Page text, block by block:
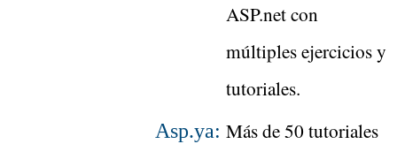
ASP.net con
múltiples ejercicios y
tutoriales.
Asp.ya: Más de 50 tutoriales